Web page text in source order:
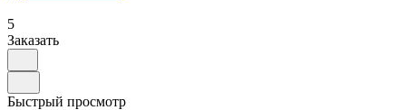
5
Заказать
Быстрый просмотр